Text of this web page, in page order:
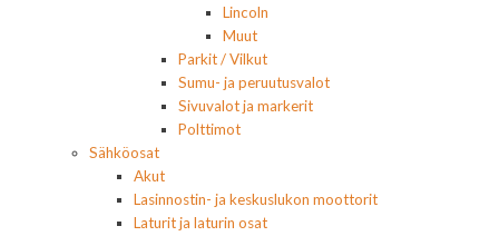
Lincoln
Muut
Parkit / Vilkut
Sumu- ja peruutusvalot
Sivuvalot ja markerit
Polttimot
Sähköosat
Akut
Lasinnostin- ja keskuslukon moottorit
Laturit ja laturin osat